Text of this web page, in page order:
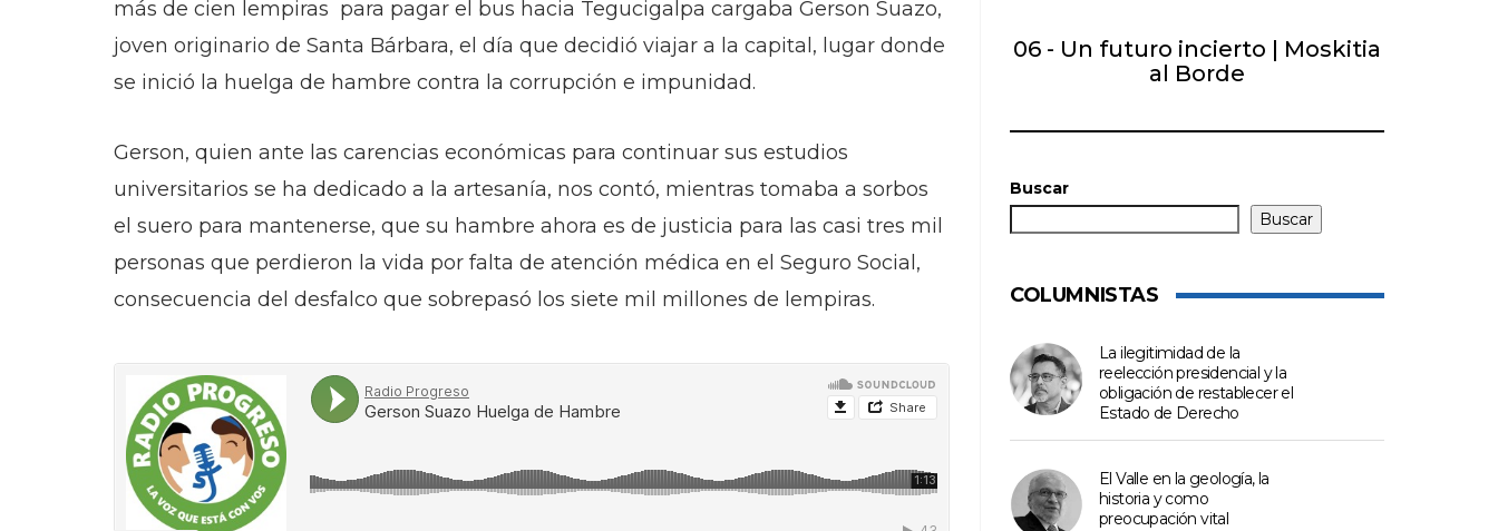
más de cien lempiras para pagar el bus hacia Tegucigalpa cargaba Gerson Suazo,
joven originario de Santa Bárbara, el día que decidió viajar a la capital, lugar donde
se inició la huelga de hambre contra la corrupción e impunidad.
Gerson, quien ante las carencias económicas para continuar sus estudios
universitarios se ha dedicado a la artesanía, nos contó, mientras tomaba a sorbos
el suero para mantenerse, que su hambre ahora es de justicia para las casi tres mil
personas que perdieron la vida por falta de atención médica en el Seguro Social,
consecuencia del desfalco que sobrepasó los siete mil millones de lempiras.
06 - Un futuro incierto | Moskitia
al Borde
Buscar
Buscar
COLUMNISTAS
La ilegitimidad de la
reelección presidencial y la
obligación de restablecer el
Estado de Derecho
El Valle en la geología, la
historia y como
preocupación vital